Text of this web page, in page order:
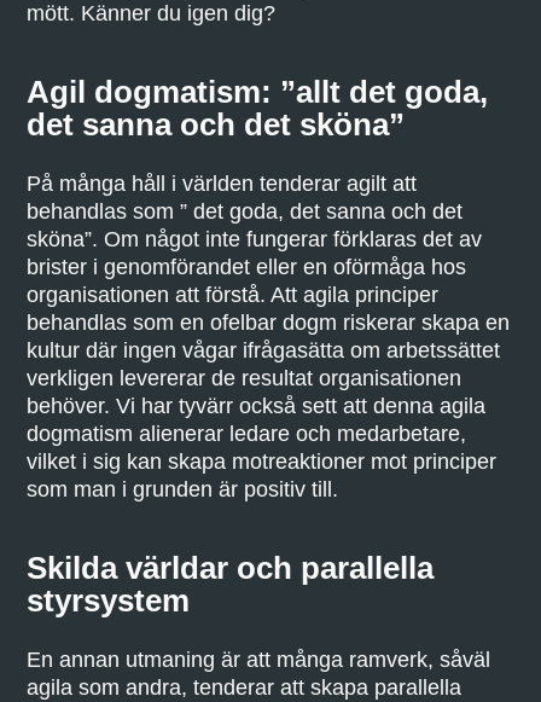
mött. Känner du igen dig?
Agil dogmatism: ”allt det goda,
det sanna och det sköna”
På många håll i världen tenderar agilt att
behandlas som ” det goda, det sanna och det
sköna”. Om något inte fungerar förklaras det av
brister i genomförandet eller en oförmåga hos
organisationen att förstå. Att agila principer
behandlas som en ofelbar dogm riskerar skapa en
kultur där ingen vågar ifrågasätta om arbetssättet
verkligen levererar de resultat organisationen
behöver. Vi har tyvärr också sett att denna agila
dogmatism alienerar ledare och medarbetare,
vilket i sig kan skapa motreaktioner mot principer
som man i grunden är positiv till.
Skilda världar och parallella
styrsystem
En annan utmaning är att många ramverk, såväl
agila som andra, tenderar att skapa parallella